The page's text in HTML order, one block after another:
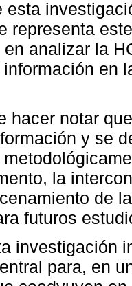
esta
representa
analizar la
en
hacer notar
y se
la
de
futuros
investigación
para, en